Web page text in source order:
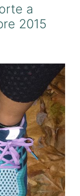
a
2015